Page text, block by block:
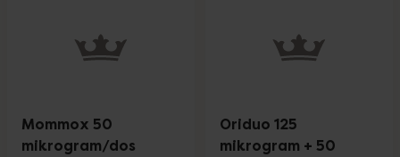
Mommox 50
mikrogram/dos
Oriduo 125
mikrogram + 50